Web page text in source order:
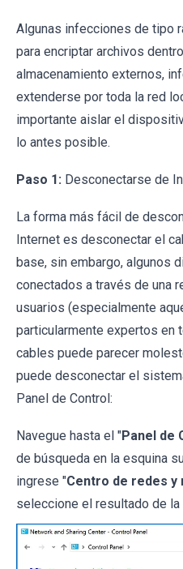
Algunas infecciones de tipo
para encriptar archivos
almacenamiento externos,
extenderse por toda la red
importante aislar el
lo antes posible.
Paso 1: Desconectarse de
La forma más fácil de
Internet es desconectar el
base, sin embargo, algunos
conectados a través de una
usuarios (especialmente
particularmente expertos en
cables puede parecer
puede desconectar el
Panel de Control:
Navegue hasta el "Panel de
de búsqueda en la esquina
ingrese "Centro de redes
seleccione el resultado de la